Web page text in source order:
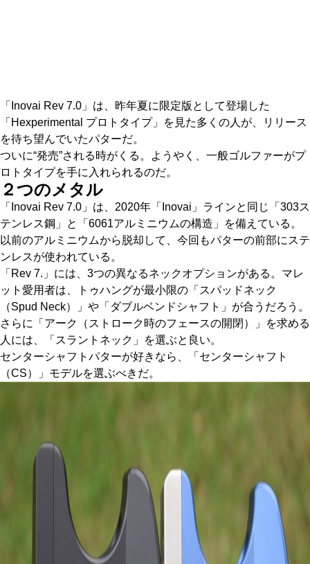
「Inovai Rev 7.0」は、昨年夏に限定版として登場した
「Hexperimental プロトタイプ」を見た多くの人が、リリース
を待ち望んでいたパターだ。
ついに“発売”される時がくる。ようやく、一般ゴルファーがプ
ロトタイプを手に入れられるのだ。
２つのメタル
「Inovai Rev 7.0」は、2020年「Inovai」ラインと同じ「303ス
テンレス鋼」と「6061アルミニウムの構造」を備えている。
以前のアルミニウムから脱却して、今回もパターの前部にステ
ンレスが使われている。
「Rev 7.」には、3つの異なるネックオプションがある。マレ
ット愛用者は、トゥハングが最小限の「スパッドネック
（Spud Neck）」や「ダブルベンドシャフト」が合うだろう。
さらに「アーク（ストローク時のフェースの開閉）」を求める
人には、「スラントネック」を選ぶと良い。
センターシャフトパターが好きなら、「センターシャフト
（CS）」モデルを選ぶべきだ。